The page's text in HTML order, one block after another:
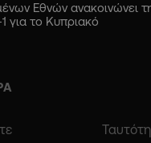
Εθνών ανακοινώνει
για το Κυπριακό